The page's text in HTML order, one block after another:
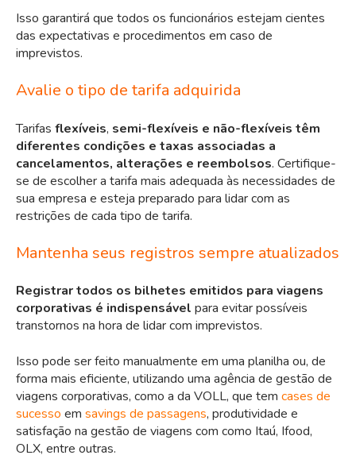
Isso garantirá que todos os funcionários estejam cientes
das expectativas e procedimentos em caso de
imprevistos.
Avalie o tipo de tarifa adquirida
Tarifas flexíveis, semi-flexíveis e não-flexíveis têm
diferentes condições e taxas associadas a
cancelamentos, alterações e reembolsos. Certifique-
se de escolher a tarifa mais adequada às necessidades de
sua empresa e esteja preparado para lidar com as
restrições de cada tipo de tarifa.
Mantenha seus registros sempre atualizados
Registrar todos os bilhetes emitidos para viagens
corporativas é indispensável para evitar possíveis
transtornos na hora de lidar com imprevistos.
Isso pode ser feito manualmente em uma planilha ou, de
forma mais eficiente, utilizando uma agência de gestão de
viagens corporativas, como a da VOLL, que tem cases de
sucesso em savings de passagens, produtividade e
satisfação na gestão de viagens com como Itaú, Ifood,
OLX, entre outras.